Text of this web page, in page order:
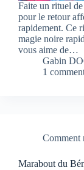
Faite un rituel
pour le retour
rapidement. Ce
magie noire
vous aime de…
Gabin
1
Comment
Marabout du